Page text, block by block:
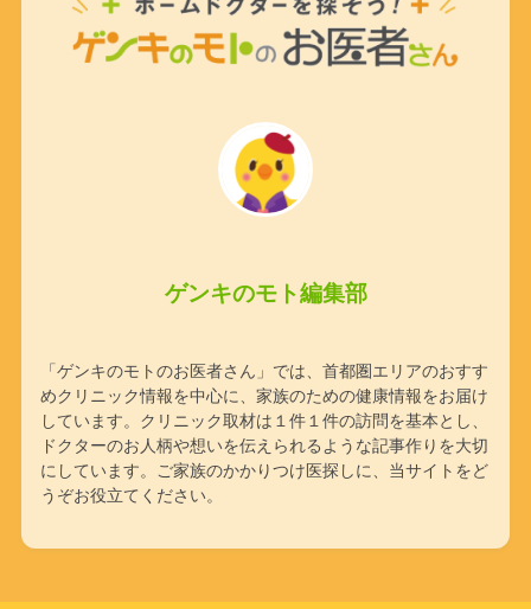
ゲンキのモト編集部
「ゲンキのモトのお医者さん」では、首都圏エリアのおすす
めクリニック情報を中心に、家族のための健康情報をお届け
しています。クリニック取材は１件１件の訪問を基本とし、
ドクターのお人柄や想いを伝えられるような記事作りを大切
にしています。ご家族のかかりつけ医探しに、当サイトをど
うぞお役立てください。